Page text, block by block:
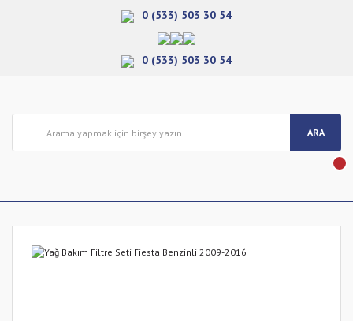
0 (533) 503 30 54
0 (533) 503 30 54
ARA